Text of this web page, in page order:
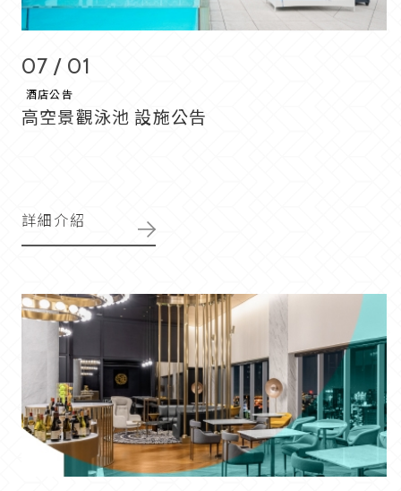
07 / 01
酒店公告
高空景觀泳池 設施公告
詳細介紹